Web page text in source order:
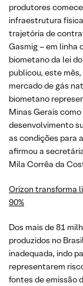
produtores
infraestrutura
trajetória de
Gasmig – em linha
biometano da lei
publicou, este
mercado de gás
biometano
Minas Gerais
desenvolvimento
as condições para
afirmou a
Mila Corrêa da
Orizon transforma
90%
Dos mais de 81
produzidos no
inadequada, indo
representarem
fontes de emissão